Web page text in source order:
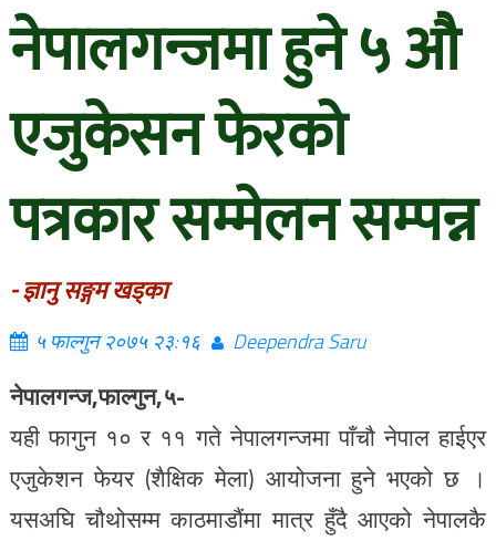
नेपालगन्जमा हुने ५ औ
एजुकेसन फेरको
पत्रकार सम्मेलन सम्पन्न
- ज्ञानु सङ्गम खड्का
५ फाल्गुन २०७५ २३:१६ Deependra Saru
नेपालगन्ज,फाल्गुन,५-
यही फागुन १० र ११ गते नेपालगन्जमा पाँचौ नेपाल हाईएर
एजुकेशन फेयर (शैक्षिक मेला) आयोजना हुने भएको छ ।
यसअघि चौथोसम्म काठमाडौंमा मात्र हुँदै आएको नेपालकै